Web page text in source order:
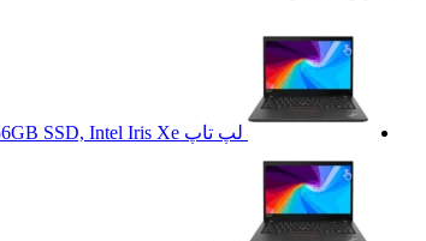
لپ تاپ Lenovo ThinkPad T14 Gen2 i7 1165G7, 8GB Ram, 256GB SSD, Intel Iris Xe